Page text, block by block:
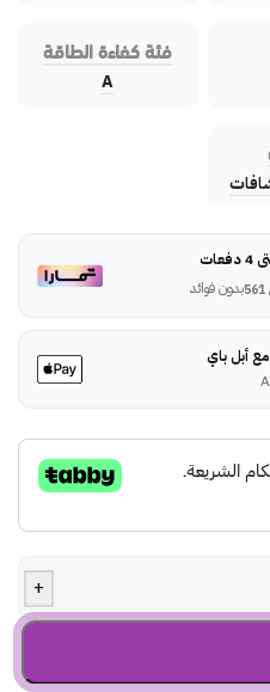
فئة كفاءة الطاقة
A
561 بدون فوائد
أبل باي
+